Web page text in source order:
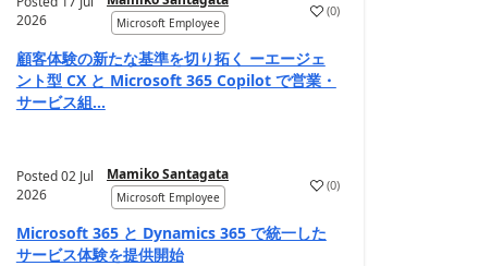
2026
Microsoft Employee
(0)
顧客体験の新たな基準を切り拓く ーエージェ
ント型 CX と Microsoft 365 Copilot で営業・
サービス組...
Posted02 Jul
2026
Mamiko Santagata
Microsoft Employee
(0)
Microsoft 365 と Dynamics 365 で統一した
サービス体験を提供開始